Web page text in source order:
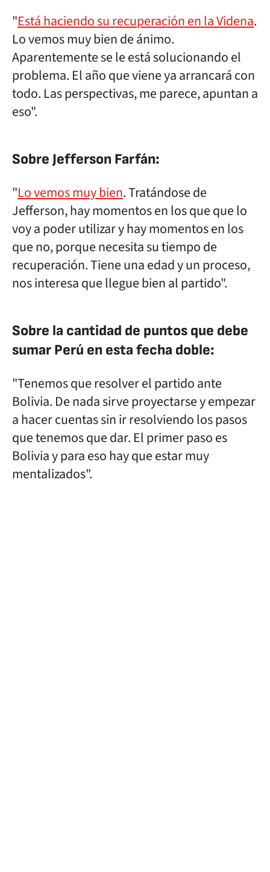
"Está haciendo su recuperación en la Videna.
Lo vemos muy bien de ánimo.
Aparentemente se le está solucionando el
problema. El año que viene ya arrancará con
todo. Las perspectivas, me parece, apuntan a
eso".
Sobre Jefferson Farfán:
"Lo vemos muy bien. Tratándose de
Jefferson, hay momentos en los que que lo
voy a poder utilizar y hay momentos en los
que no, porque necesita su tiempo de
recuperación. Tiene una edad y un proceso,
nos interesa que llegue bien al partido".
Sobre la cantidad de puntos que debe
sumar Perú en esta fecha doble:
"Tenemos que resolver el partido ante
Bolivia. De nada sirve proyectarse y empezar
a hacer cuentas sin ir resolviendo los pasos
que tenemos que dar. El primer paso es
Bolivia y para eso hay que estar muy
mentalizados".